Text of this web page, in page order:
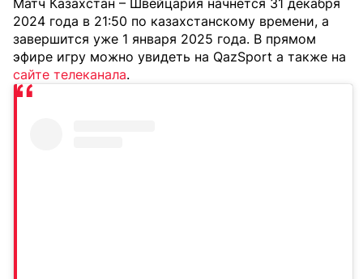
Матч Казахстан – Швейцария начнется 31 декабря
2024 года в 21:50 по казахстанскому времени, а
завершится уже 1 января 2025 года. В прямом
эфире игру можно увидеть на QazSport а также на
сайте телеканала.